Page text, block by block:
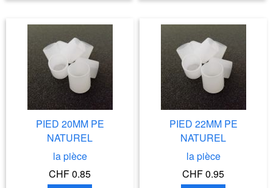
PIED 20MM PE
NATUREL
la pièce
CHF 0.85
PIED 22MM PE
NATUREL
la pièce
CHF 0.95